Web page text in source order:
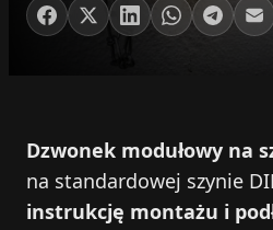
Dzwonek modułowy na
na standardowej szynie
instrukcję montażu i